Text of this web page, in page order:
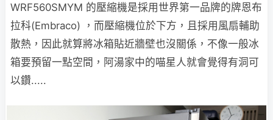
WRF560SMYM 的壓縮機是採用世界第一品牌的牌恩布
拉科(Embraco) ，而壓縮機位於下方，且採用風扇輔助
散熱，因此就算將冰箱貼近牆壁也沒關係，不像一般冰
箱要預留一點空間，阿湯家中的喵星人就會覺得有洞可
以鑽.....